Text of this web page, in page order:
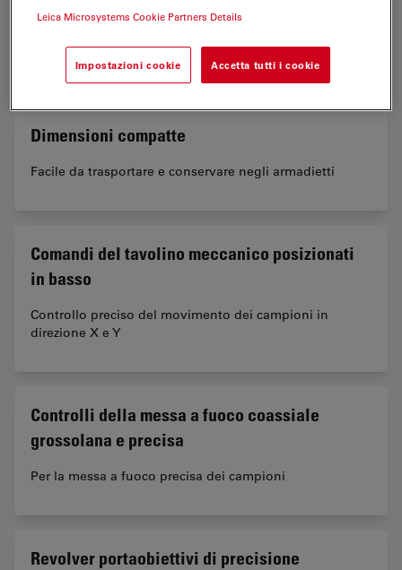
Ottiche eccezionali
Visualizza i dettagli più fini
Dimensioni compatte
Facile da trasportare e conservare negli armadietti
Comandi del tavolino meccanico posizionati
in basso
Controllo preciso del movimento dei campioni in
direzione X e Y
Controlli della messa a fuoco coassiale
grossolana e precisa
Per la messa a fuoco precisa dei campioni
Revolver portaobiettivi di precisione
Leica Microsystems Cookie Partners Details
Impostazioni cookie Accetta tutti i cookie